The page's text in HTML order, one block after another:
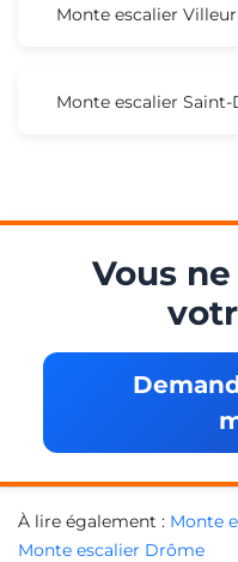
Monte escalier
Monte escalier Saint-
Vous
À lire également : Monte
Monte escalier Drôme